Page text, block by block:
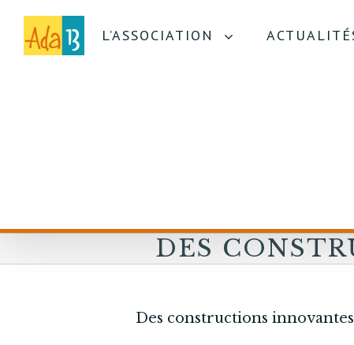
L’ASSOCIATION
DES
RIVE GAUCHE
Des constructions